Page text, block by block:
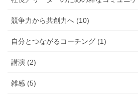
競争力から共創力へ (10)
自分とつながるコーチング (1)
講演 (2)
雑感 (5)